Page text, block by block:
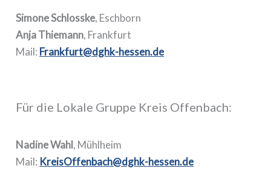
Simone Schlosske, Eschborn
Anja Thiemann, Frankfurt
Mail: Frankfurt@dghk-hessen.de
Für die Lokale Gruppe Kreis Offenbach:
Nadine Wahl, Mühlheim
Mail: KreisOffenbach@dghk-hessen.de